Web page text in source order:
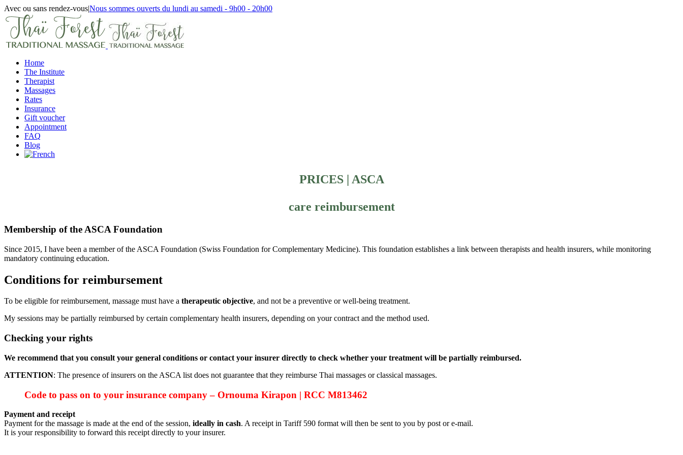
Skip
to
content
Avec ou sans rendez-vous|Nous sommes ouverts du lundi au samedi - 9h00 - 20h00
Facebook
Email
Home
The Institute
Therapist
Massages
Rates
Insurance
Gift voucher
Appointment
FAQ
Blog
PRICES | ASCA
care reimbursement
Membership of the ASCA Foundation
Since 2015, I have been a member of the ASCA Foundation (Swiss Foundation for Complementary Medicine). This foundation establishes a link between therapists and health insurers, while monitoring
mandatory continuing education.
Conditions for reimbursement
To be eligible for reimbursement, massage must have a therapeutic objective, and not be a preventive or well-being treatment.
My sessions may be partially reimbursed by certain complementary health insurers, depending on your contract and the method used.
Checking your rights
We recommend that you consult your general conditions or contact your insurer directly to check whether your treatment will be partially reimbursed.
ATTENTION: The presence of insurers on the ASCA list does not guarantee that they reimburse Thai massages or classical massages.
Code to pass on to your insurance company – Ornouma Kirapon | RCC M813462
Payment and receipt
Payment for the massage is made at the end of the session, ideally in cash. A receipt in Tariff 590 format will then be sent to you by post or e-mail.
It is your responsibility to forward this receipt directly to your insurer.